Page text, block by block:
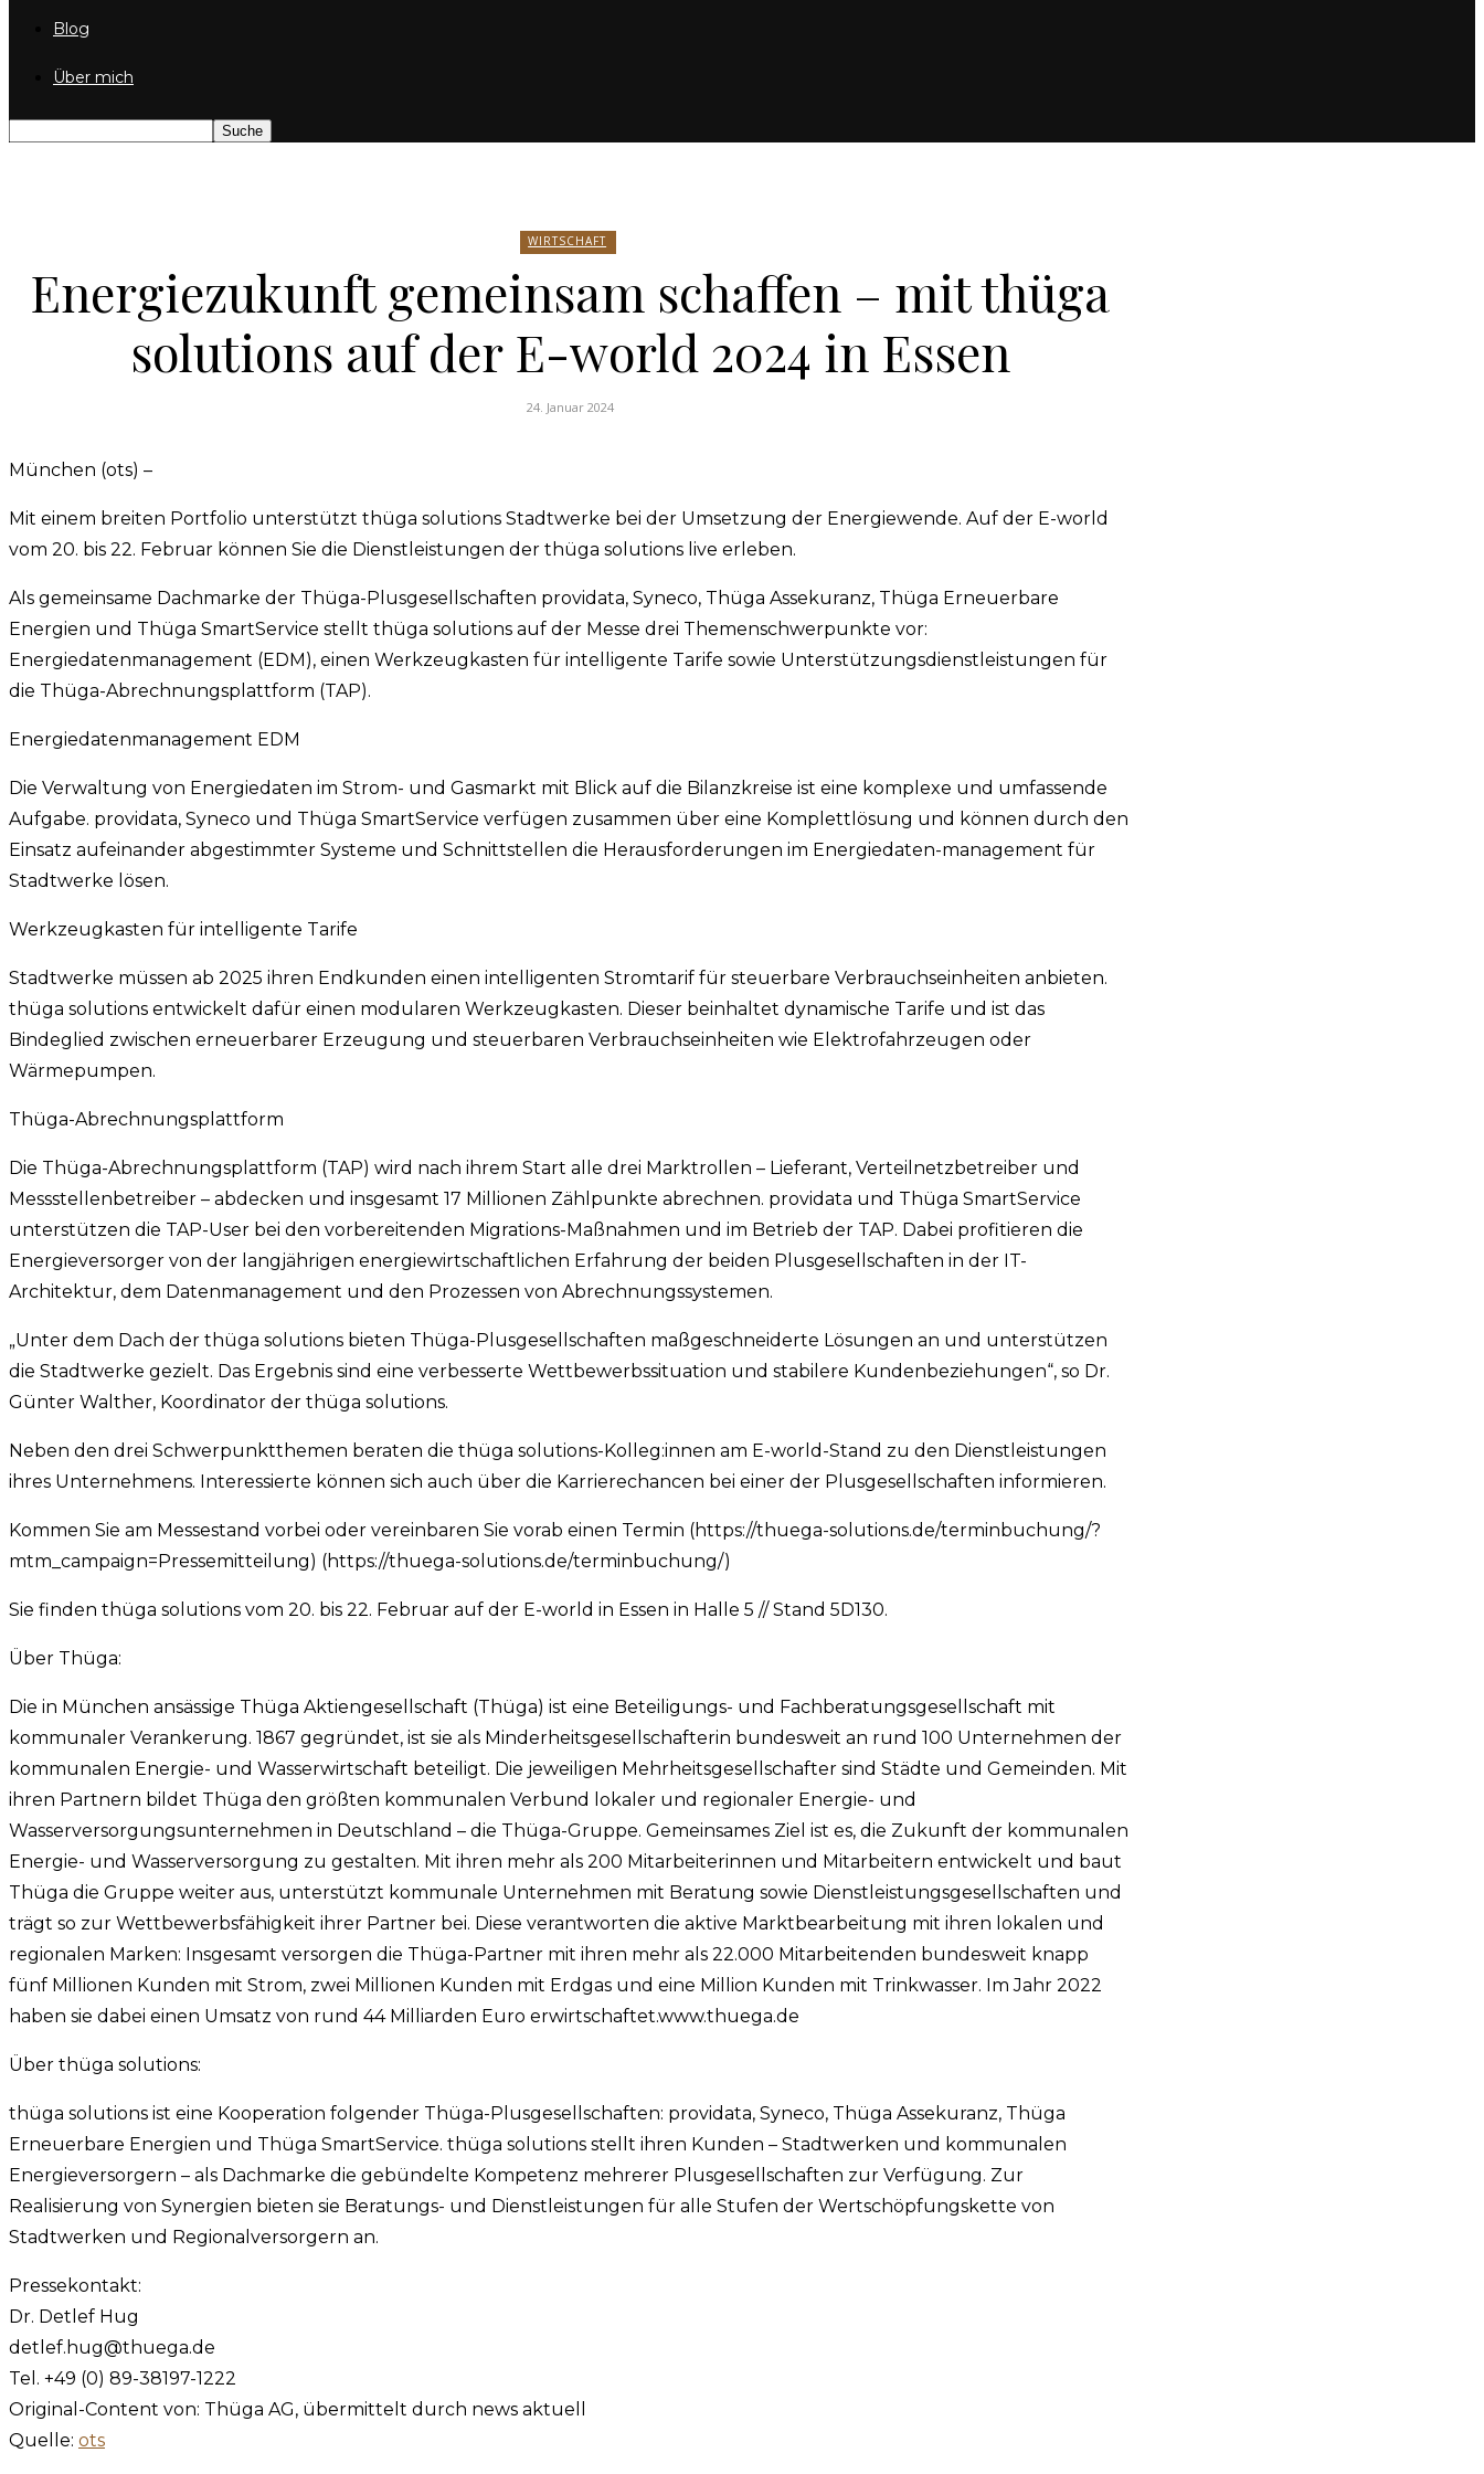
Blog
Über mich
WIRTSCHAFT
Energiezukunft gemeinsam schaffen – mit thüga
solutions auf der E-world 2024 in Essen
24. Januar 2024
München (ots) –
Mit einem breiten Portfolio unterstützt thüga solutions Stadtwerke bei der Umsetzung der Energiewende. Auf der E-world
vom 20. bis 22. Februar können Sie die Dienstleistungen der thüga solutions live erleben.
Als gemeinsame Dachmarke der Thüga-Plusgesellschaften providata, Syneco, Thüga Assekuranz, Thüga Erneuerbare
Energien und Thüga SmartService stellt thüga solutions auf der Messe drei Themenschwerpunkte vor:
Energiedatenmanagement (EDM), einen Werkzeugkasten für intelligente Tarife sowie Unterstützungsdienstleistungen für
die Thüga-Abrechnungsplattform (TAP).
Energiedatenmanagement EDM
Die Verwaltung von Energiedaten im Strom- und Gasmarkt mit Blick auf die Bilanzkreise ist eine komplexe und umfassende
Aufgabe. providata, Syneco und Thüga SmartService verfügen zusammen über eine Komplettlösung und können durch den
Einsatz aufeinander abgestimmter Systeme und Schnittstellen die Herausforderungen im Energiedaten-management für
Stadtwerke lösen.
Werkzeugkasten für intelligente Tarife
Stadtwerke müssen ab 2025 ihren Endkunden einen intelligenten Stromtarif für steuerbare Verbrauchseinheiten anbieten.
thüga solutions entwickelt dafür einen modularen Werkzeugkasten. Dieser beinhaltet dynamische Tarife und ist das
Bindeglied zwischen erneuerbarer Erzeugung und steuerbaren Verbrauchseinheiten wie Elektrofahrzeugen oder
Wärmepumpen.
Thüga-Abrechnungsplattform
Die Thüga-Abrechnungsplattform (TAP) wird nach ihrem Start alle drei Marktrollen – Lieferant, Verteilnetzbetreiber und
Messstellenbetreiber – abdecken und insgesamt 17 Millionen Zählpunkte abrechnen. providata und Thüga SmartService
unterstützen die TAP-User bei den vorbereitenden Migrations-Maßnahmen und im Betrieb der TAP. Dabei profitieren die
Energieversorger von der langjährigen energiewirtschaftlichen Erfahrung der beiden Plusgesellschaften in der IT-
Architektur, dem Datenmanagement und den Prozessen von Abrechnungssystemen.
„Unter dem Dach der thüga solutions bieten Thüga-Plusgesellschaften maßgeschneiderte Lösungen an und unterstützen
die Stadtwerke gezielt. Das Ergebnis sind eine verbesserte Wettbewerbssituation und stabilere Kundenbeziehungen“, so Dr.
Günter Walther, Koordinator der thüga solutions.
Neben den drei Schwerpunktthemen beraten die thüga solutions-Kolleg:innen am E-world-Stand zu den Dienstleistungen
ihres Unternehmens. Interessierte können sich auch über die Karrierechancen bei einer der Plusgesellschaften informieren.
Kommen Sie am Messestand vorbei oder vereinbaren Sie vorab einen Termin (https://thuega-solutions.de/terminbuchung/?
mtm_campaign=Pressemitteilung) (https://thuega-solutions.de/terminbuchung/)
Sie finden thüga solutions vom 20. bis 22. Februar auf der E-world in Essen in Halle 5 // Stand 5D130.
Über Thüga:
Die in München ansässige Thüga Aktiengesellschaft (Thüga) ist eine Beteiligungs- und Fachberatungsgesellschaft mit
kommunaler Verankerung. 1867 gegründet, ist sie als Minderheitsgesellschafterin bundesweit an rund 100 Unternehmen der
kommunalen Energie- und Wasserwirtschaft beteiligt. Die jeweiligen Mehrheitsgesellschafter sind Städte und Gemeinden. Mit
ihren Partnern bildet Thüga den größten kommunalen Verbund lokaler und regionaler Energie- und
Wasserversorgungsunternehmen in Deutschland – die Thüga-Gruppe. Gemeinsames Ziel ist es, die Zukunft der kommunalen
Energie- und Wasserversorgung zu gestalten. Mit ihren mehr als 200 Mitarbeiterinnen und Mitarbeitern entwickelt und baut
Thüga die Gruppe weiter aus, unterstützt kommunale Unternehmen mit Beratung sowie Dienstleistungsgesellschaften und
trägt so zur Wettbewerbsfähigkeit ihrer Partner bei. Diese verantworten die aktive Marktbearbeitung mit ihren lokalen und
regionalen Marken: Insgesamt versorgen die Thüga-Partner mit ihren mehr als 22.000 Mitarbeitenden bundesweit knapp
fünf Millionen Kunden mit Strom, zwei Millionen Kunden mit Erdgas und eine Million Kunden mit Trinkwasser. Im Jahr 2022
haben sie dabei einen Umsatz von rund 44 Milliarden Euro erwirtschaftet.www.thuega.de
Über thüga solutions:
thüga solutions ist eine Kooperation folgender Thüga-Plusgesellschaften: providata, Syneco, Thüga Assekuranz, Thüga
Erneuerbare Energien und Thüga SmartService. thüga solutions stellt ihren Kunden – Stadtwerken und kommunalen
Energieversorgern – als Dachmarke die gebündelte Kompetenz mehrerer Plusgesellschaften zur Verfügung. Zur
Realisierung von Synergien bieten sie Beratungs- und Dienstleistungen für alle Stufen der Wertschöpfungskette von
Stadtwerken und Regionalversorgern an.
Pressekontakt:
Dr. Detlef Hug
detlef.hug@thuega.de
Tel. +49 (0) 89-38197-1222
Original-Content von: Thüga AG, übermittelt durch news aktuell
Quelle: ots